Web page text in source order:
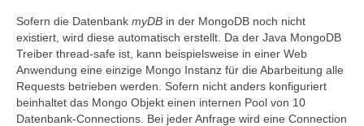
Sofern die Datenbank myDB in der MongoDB noch nicht
existiert, wird diese automatisch erstellt. Da der Java MongoDB
Treiber thread-safe ist, kann beispielsweise in einer Web
Anwendung eine einzige Mongo Instanz für die Abarbeitung alle
Requests betrieben werden. Sofern nicht anders konfiguriert
beinhaltet das Mongo Objekt einen internen Pool von 10
Datenbank-Connections. Bei jeder Anfrage wird eine Connection